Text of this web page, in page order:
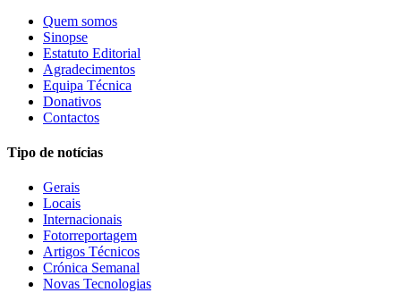
Quem somos
Sinopse
Estatuto Editorial
Agradecimentos
Equipa Técnica
Donativos
Contactos
Tipo de notícias
Gerais
Locais
Internacionais
Fotorreportagem
Artigos Técnicos
Crónica Semanal
Novas Tecnologias